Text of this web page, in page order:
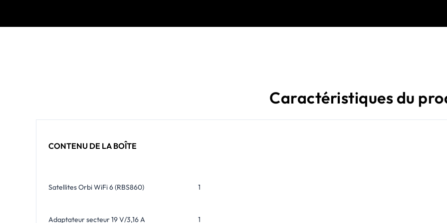
Caractéristiques du
CONTENU DE LA BOÎTE
Satellites Orbi WiFi 6 (RBS860) 1
Adaptateur secteur 19 V/3,16 A 1